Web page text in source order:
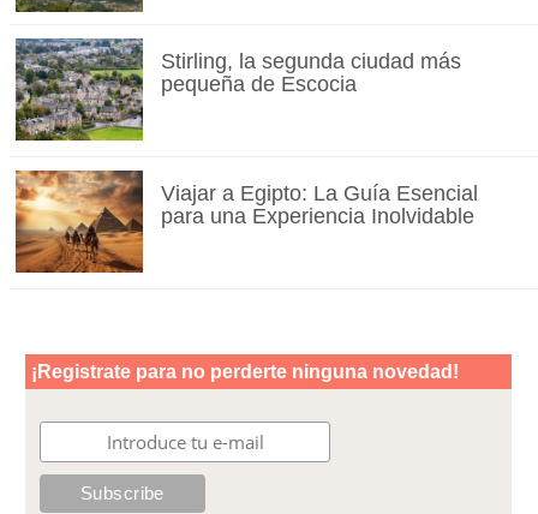
Stirling, la segunda ciudad más
pequeña de Escocia
Viajar a Egipto: La Guía Esencial
para una Experiencia Inolvidable